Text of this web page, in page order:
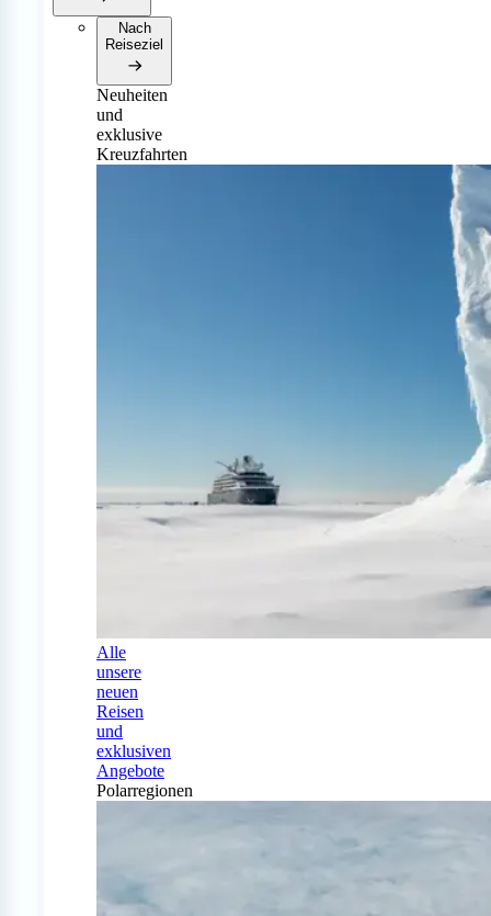
Nach
Reiseziel
Neuheiten
und
exklusive
Kreuzfahrten
Alle
unsere
neuen
Reisen
und
exklusiven
Angebote
Polarregionen